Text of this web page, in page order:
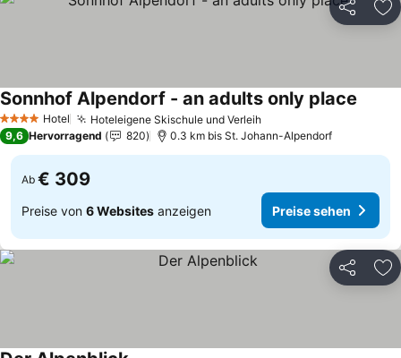
Teilen
4 Sterne Hotel Hoteleigene Skischule und Verleih
Sonnhof Alpendorf - an adults only place
9,6 Hervorragend 820 0.3 km bis St. Johann-Alpendorf
Ab € 309
Preise von 6 Websites anzeigen Preise sehen
Teilen